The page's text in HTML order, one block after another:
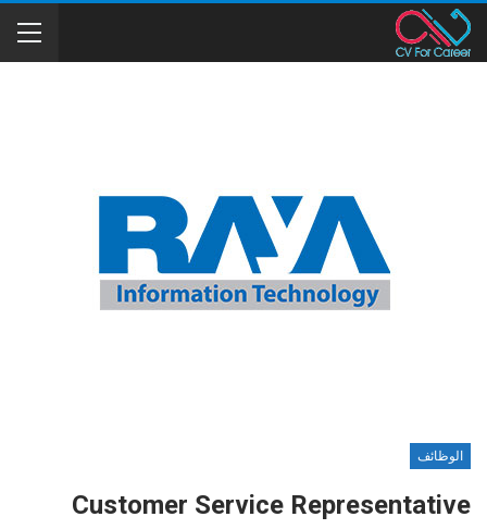
الوظائف
Customer Service Representative